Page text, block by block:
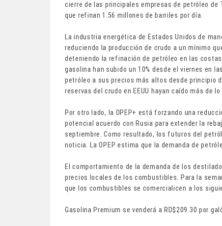
cierre de las principales empresas de petróleo de
que refinan 1.56 millones de barriles por día.
La industria energética de Estados Unidos de
reduciendo la producción de crudo a un mínimo
deteniendo la refinación de petróleo en las
gasolina han subido un 10% desde el viernes en
petróleo a sus precios más altos desde principio
reservas del crudo en EEUU hayan caído más de
Por otro lado, la OPEP+ está forzando una
potencial acuerdo con Rusia para extender la
septiembre. Como resultado, los futuros del
noticia. La OPEP estima que la demanda de
El comportamiento de la demanda de los
precios locales de los combustibles. Para la
que los combustibles se comercialicen a los
Gasolina Premium se venderá a RD$209.30